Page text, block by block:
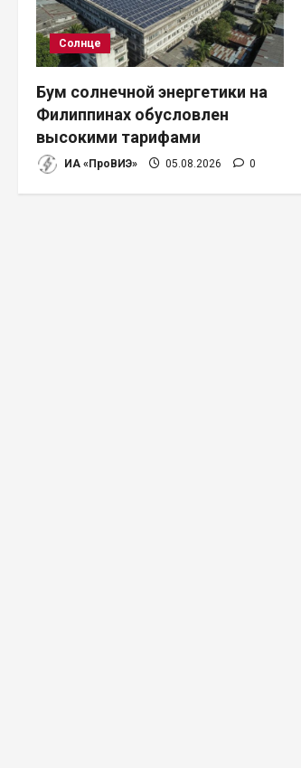
и
я
п
о
з
Солнце
Бум солнечной энергетики на
Филиппинах обусловлен
высокими тарифами
ИА «ПроВИЭ» 05.08.2026 0